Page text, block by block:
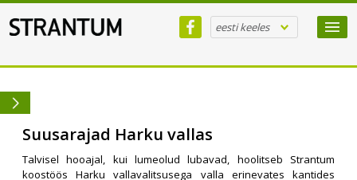
eesti keeles
Suusarajad Harku vallas
Talvisel hooajal, kui lumeolud lubavad, hoolitseb Strantum
koostöös Harku vallavalitsusega valla erinevates kantides